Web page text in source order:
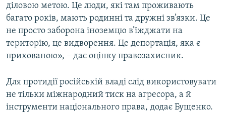
діловою метою. Це люди, які там проживають
багато років, мають родинні та дружні зв’язки. Це
не просто заборона іноземцю в’їжджати на
територію, це видворення. Це депортація, яка є
прихованою», – дає оцінку правозахисник.
Для протидії російській владі слід використовувати
не тільки міжнародний тиск на агресора, а й
інструменти національного права, додає Бущенко.